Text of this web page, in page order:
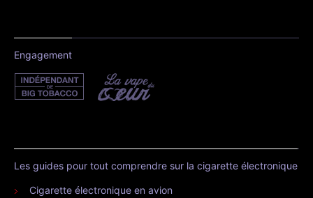
Engagement
Les guides pour tout comprendre sur la cigarette électronique
Cigarette électronique en avion